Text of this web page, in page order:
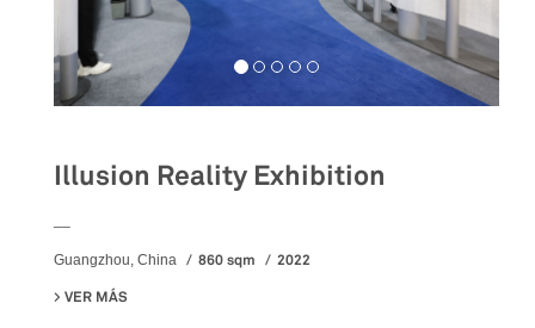
Illusion Reality Exhibition
Guangzhou, China 860 sqm
2022
VER MÁS